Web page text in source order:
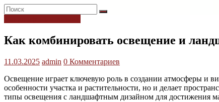
Как комбинировать освещение и
11.03.2025 admin 0 Комментариев
Освещение играет ключевую роль в создании атмосферы и
особенности участка и растительности, но и делает
типы освещения с ландшафтным дизайном для достижения